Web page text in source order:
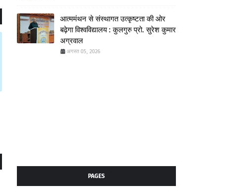
आत्ममंथन से संस्थागत उत्कृष्टता की ओर
बढ़ेगा विश्वविद्यालय : कुलगुरु प्रो. सुरेश कुमार
अग्रवाल
अगस्त 05, 2026
PAGES